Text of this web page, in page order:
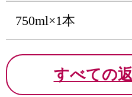
750ml×1本
すべての